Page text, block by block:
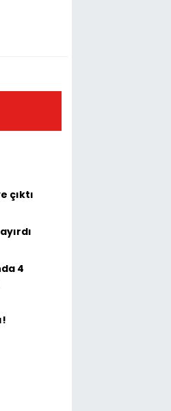
çıktı
4